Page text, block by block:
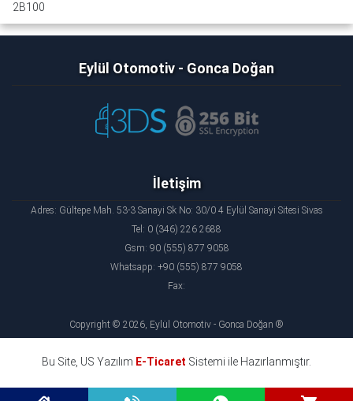
2B100
Eylül Otomotiv - Gonca Doğan
İletişim
Adres: Gültepe Mah. 53-3 Sanayi Sk No: 30/0 4 Eylül Sanayi Sitesi Sivas
Tel: 0 (346) 226 2688
Gsm: 90 (555) 877 9058
Whatsapp: +90 (555) 877 9058
Fax:
Copyright © 2026, Eylül Otomotiv - Gonca Doğan ®
Bu Site, US Yazılım E-Ticaret Sistemi ile Hazırlanmıştır.